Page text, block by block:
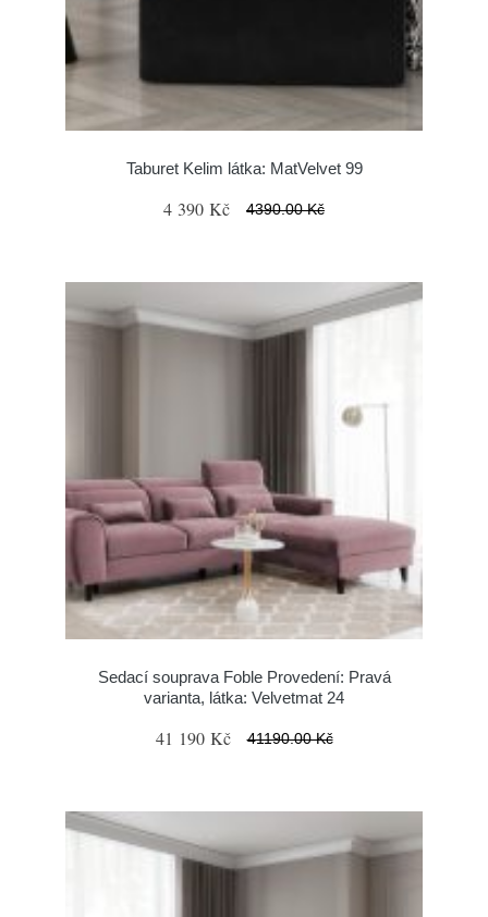
Taburet Kelim látka: MatVelvet 99
4 390 Kč 4390.00 Kč
Sedací souprava Foble Provedení: Pravá
varianta, látka: Velvetmat 24
41 190 Kč 41190.00 Kč